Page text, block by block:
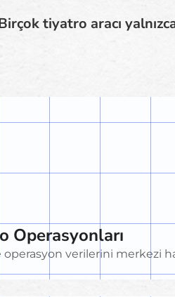
tiyatro aracı
Operasyonları
operasyon verilerini merkezi